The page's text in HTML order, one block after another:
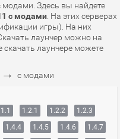
модами. Здесь вы найдете
с модами . На этих серверах
игры). На них
лаунчер можно на
лаунчере можете
→ с модами
1.1 1.2.1 1.2.2
1.2.3
1.4.4 1.4.5 1.4.6
1.4.7